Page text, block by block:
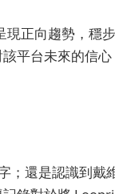
正向趨勢，穩
平台未來的信
還是認識到戴